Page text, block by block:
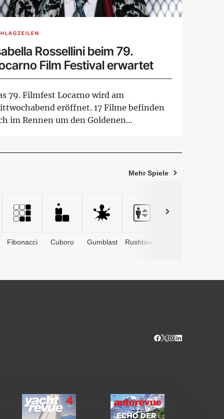
Rossellini beim 79.
Film Festival erwartet
79. Filmfest Locarno wird am
eröffnet. 17 Filme befinden
im Rennen um den Goldenen
Mehr Spiele
Fibonacci Cuboro Gumblast Rushtower